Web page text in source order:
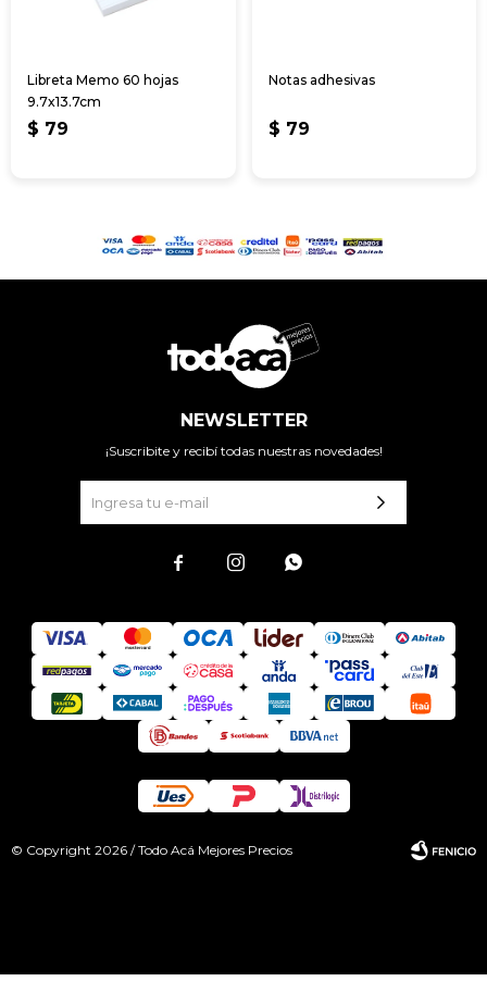
Libreta Memo 60 hojas
9.7x13.7cm
$ 79
Notas adhesivas
$ 79
NEWSLETTER
¡Suscribite y recibí todas nuestras novedades!
  
© Copyright 2026 / Todo Acá Mejores Precios